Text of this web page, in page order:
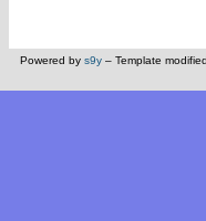
Powered by s9y – Template